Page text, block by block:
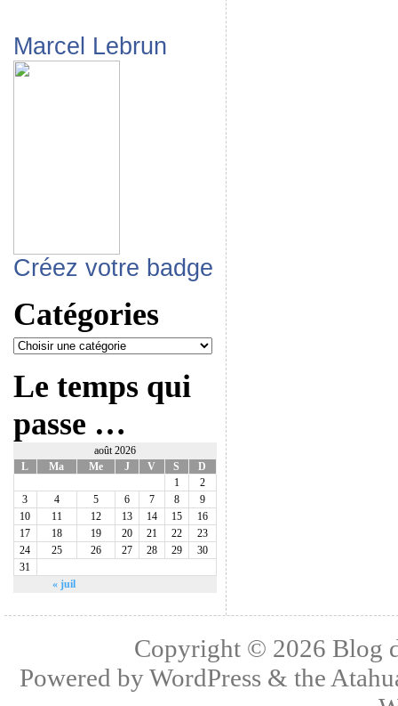
Marcel Lebrun
Créez votre badge
Catégories
Le temps qui
passe …
août 2026
L
Ma Me J V S D
« juil
1
2
3
4 5 6 7 8
9
10
11 12 13 14 15
16
17
18 19 20 21 22
23
24
25 26 27 28 29
30
31
Copyright © 2026 Blog
Powered byWordPress & the